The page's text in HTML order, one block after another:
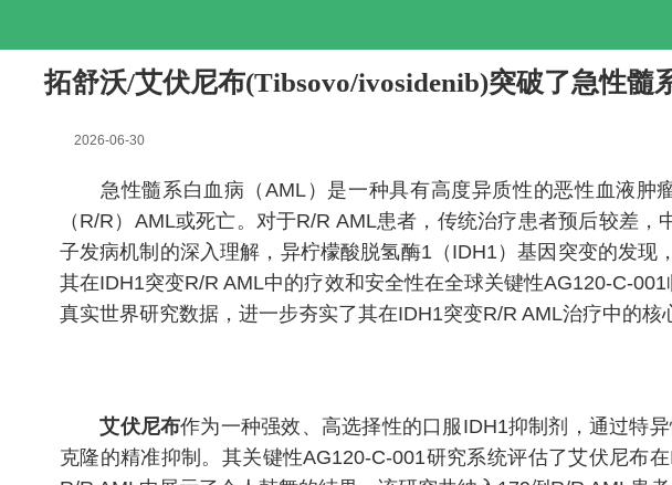
拓舒沃/艾伏尼布(Tibsovo/ivosidenib)突破了急性髓
2026-06-30
急性髓系白血病（AML）是一种具有高度异质性的恶性血液肿
（R/R）AML或死亡。对于R/R AML患者，传统治疗患者预后较差
子发病机制的深入理解，异柠檬酸脱氢酶1（IDH1）基因突变的发
其在IDH1突变R/R AML中的疗效和安全性在全球关键性AG120-C-
真实世界研究数据，进一步夯实了其在IDH1突变R/R AML治疗中的核
艾伏尼布作为一种强效、高选择性的口服IDH1抑制剂，通过特
克隆的精准抑制。其关键性AG120-C-001研究系统评估了艾伏尼布